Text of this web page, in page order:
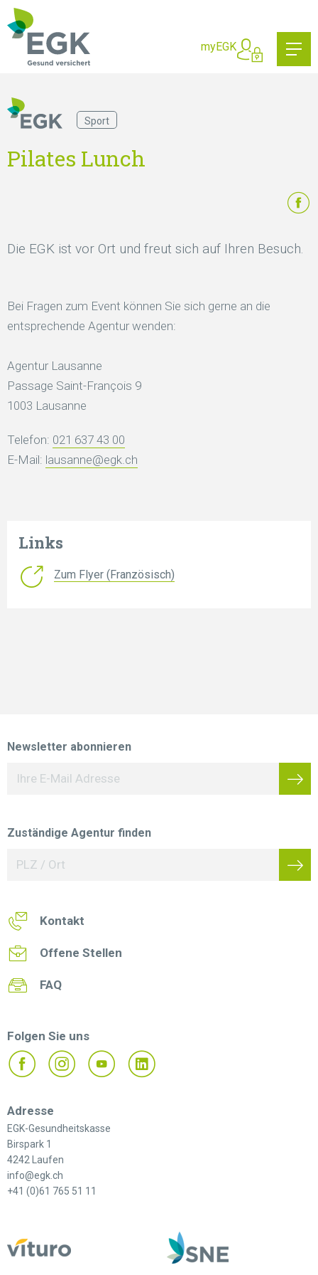
myEGK
Sport
Pilates Lunch
Die EGK ist vor Ort und freut sich auf Ihren Besuch.
Bei Fragen zum Event können Sie sich gerne an die
entsprechende Agentur wenden:
Agentur Lausanne
Passage Saint-François 9
1003 Lausanne
Telefon: 021 637 43 00
E-Mail: lausanne@egk.ch
Links
Zum Flyer (Französisch)
Newsletter abonnieren
Zuständige Agentur finden
Kontakt
Offene Stellen
FAQ
Folgen Sie uns
Adresse
EGK-Gesundheitskasse
Birspark 1
4242 Laufen
info@egk.ch
+41 (0)61 765 51 11
Wonach suchen Sie?